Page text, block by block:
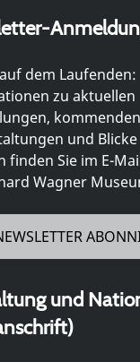
dem Laufenden:
zu aktuellen
kommenden
und
finden Sie im E-
Wagner
und